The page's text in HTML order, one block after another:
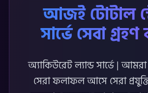
আজই টোটাল
সার্ভে সেবা
অ্যাকিউরেট ল্যান্ড সার্ভে | আমরা
সেরা ফলাফল আসে সেরা